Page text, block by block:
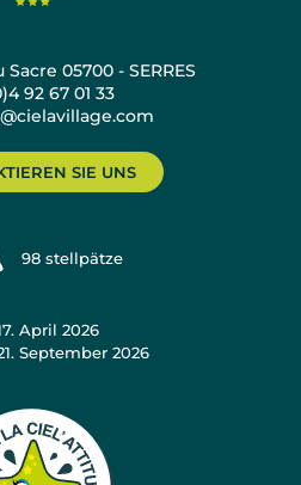
05700 - SERRES
92 67 01 33
SIE UNS
98 stellpätze
April 2026
September 2026